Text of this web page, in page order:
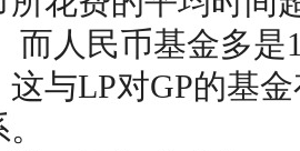
而人民币基金多是
与LP对GP的基